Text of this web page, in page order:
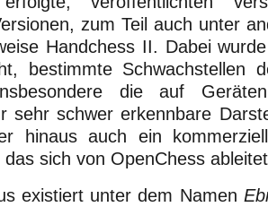
zum Teil auch unter
Handchess II. Dabei
bestimmte Schwachstellen
die auf
sehr schwer erkennbare
hinaus auch ein
sich von OpenChess
existiert unter dem Namen